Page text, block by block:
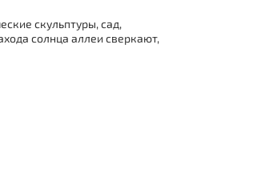
скульптуры, сад,
солнца аллеи сверкают,